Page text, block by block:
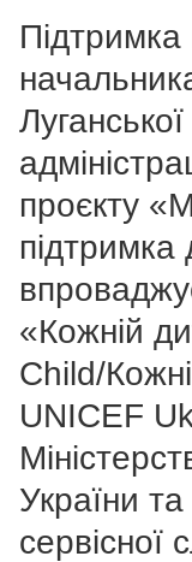
Підтримка
проєкту
«Кожній
Child/
UNICEF
України
сервісної